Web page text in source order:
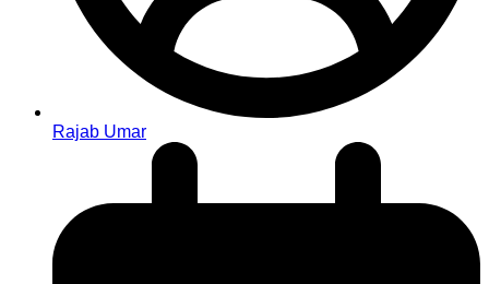
Rajab Umar